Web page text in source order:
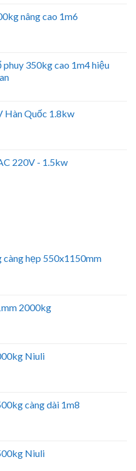
nâng cao 1m6
phuy 350kg cao 1m4 hiệu
Hàn Quốc 1.8kw
220V - 1.5kw
càng hẹp 550x1150mm
2000kg
Niuli
càng dài 1m8
Niuli